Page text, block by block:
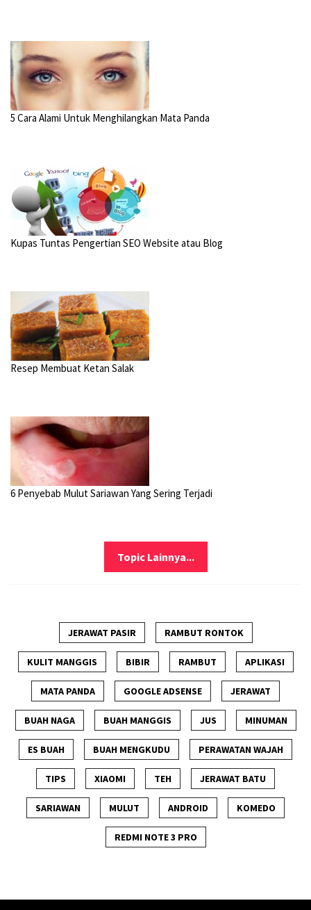
5 Cara Alami Untuk Menghilangkan Mata Panda
Kupas Tuntas Pengertian SEO Website atau Blog
Resep Membuat Ketan Salak
6 Penyebab Mulut Sariawan Yang Sering Terjadi
Topic Lainnya...
JERAWAT PASIR RAMBUT RONTOK
KULIT MANGGIS BIBIR RAMBUT APLIKASI
MATA PANDA GOOGLE ADSENSE JERAWAT
BUAH NAGA BUAH MANGGIS JUS MINUMAN
ES BUAH BUAH MENGKUDU PERAWATAN WAJAH
TIPS XIAOMI TEH JERAWAT BATU
SARIAWAN MULUT ANDROID KOMEDO
REDMI NOTE 3 PRO